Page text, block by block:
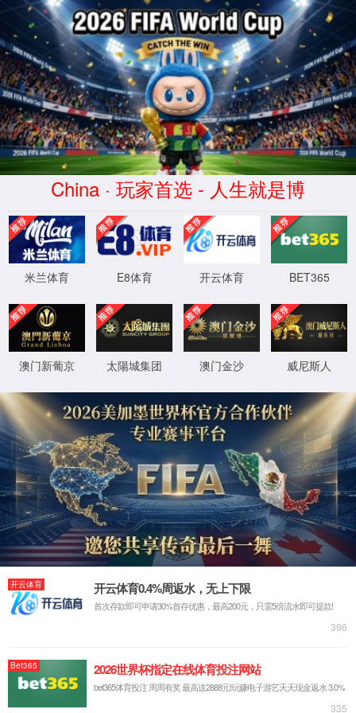
抱歉，您撞到了不存在的页面...
最有可能的原因是：
您输入的网址可能不正确
链接可能已过期
别担心，您可以尝试返回首页